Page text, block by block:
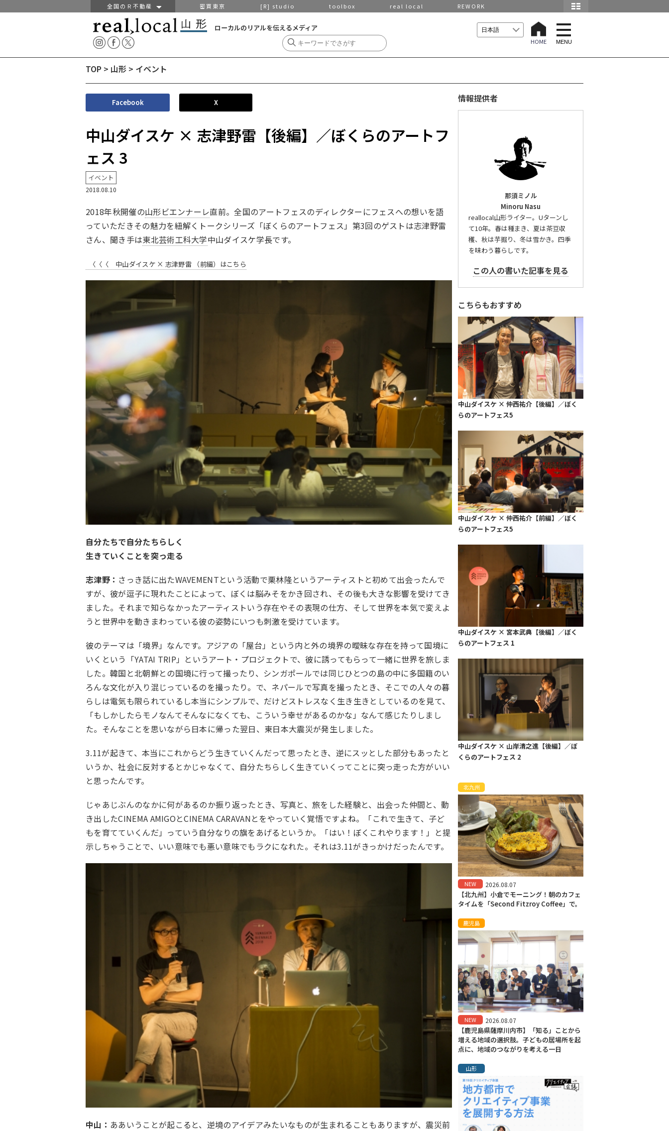
全国のＲ不動産 密買東京 [R] studio toolbox real local REWORK
ローカルのリアルを伝えるメディア
HOME
t
o
g
l
a
MENU
TOP > 山形 > イベント
Facebook X
中山ダイスケ × 志津野雷【後編】／ぼくらのアートフ
ェス 3
イベント
2018.08.10
2018年秋開催の山形ビエンナーレ直前。全国のアートフェスのディレクターにフェスへの想いを語
っていただきその魅力を紐解くトークシリーズ「ぼくらのアートフェス」第3回のゲストは志津野雷
さん、聞き手は東北芸術工科大学中山ダイスケ学長です。
〈〈 〈 中山ダイスケ × 志津野雷 （前編）はこちら
自分たちで自分たちらしく
生きていくことを突っ走る
志津野： さっき話に出たWAVEMENTという活動で栗林隆というアーティストと初めて出会ったんで
すが、彼が逗子に現れたことによって、ぼくは脳みそをかき回され、その後も大きな影響を受けてき
ました。それまで知らなかったアーティストいう存在やその表現の仕方、そして世界を本気で変えよ
うと世界中を動きまわっている彼の姿勢にいつも刺激を受けています。
彼のテーマは「境界」なんです。アジアの「屋台」という内と外の境界の曖昧な存在を持って国境に
いくという「YATAI TRIP」というアート・プロジェクトで、彼に誘ってもらって一緒に世界を旅しま
した。韓国と北朝鮮との国境に行って撮ったり、シンガポールでは同じひとつの島の中に多国籍のい
ろんな文化が入り混じっているのを撮ったり。で、ネパールで写真を撮ったとき、そこでの人々の暮
らしは電気も限られているし本当にシンプルで、だけどストレスなく生き生きとしているのを見て、
「もしかしたらモノなんてそんなになくても、こういう幸せがあるのかな」なんて感じたりしまし
た。そんなことを思いながら日本に帰った翌日、東日本大震災が発生しました。
3.11が起きて、本当にこれからどう生きていくんだって思ったとき、逆にスッとした部分もあったと
いうか、社会に反対するとかじゃなくて、自分たちらしく生きていくってことに突っ走った方がいい
と思ったんです。
じゃあじぶんのなかに何があるのか振り返ったとき、写真と、旅をした経験と、出会った仲間と、動
き出したCINEMA AMIGOとCINEMA CARAVANとをやっていく覚悟ですよね。「これで生きて、子ど
もを育てていくんだ」っていう自分なりの旗をあげるというか。「はい！ぼくこれやります！」と提
示しちゃうことで、いい意味でも悪い意味でもラクになれた。それは3.11がきっかけだったんです。
中山： ああいうことが起こると、逆境のアイデアみたいなものが生まれることもありますが、震災前
情報提供者
那須ミノル
Minoru Nasu
reallocal山形ライター。Uターンし
て10年。春は種まき、夏は茶豆収
穫、秋は芋掘り、冬は雪かき。四季
を味わう暮らしです。
この人の書いた記事を見る
こちらもおすすめ
中山ダイスケ × 仲西祐介【後編】／ぼく
らのアートフェス5
中山ダイスケ × 仲西祐介【前編】／ぼく
らのアートフェス5
中山ダイスケ × 宮本武典【後編】／ぼく
らのアートフェス 1
中山ダイスケ × 山岸清之進【後編】／ぼ
くらのアートフェス 2
北九州
NEW 2026.08.07
【北九州】小倉でモーニング！朝のカフェ
タイムを「Second Fitzroy Coffee」で。
鹿児島
NEW 2026.08.07
【鹿児島県薩摩川内市】「知る」ことから
増える地域の選択肢。子どもの居場所を起
点に、地域のつながりを考える一日
山形